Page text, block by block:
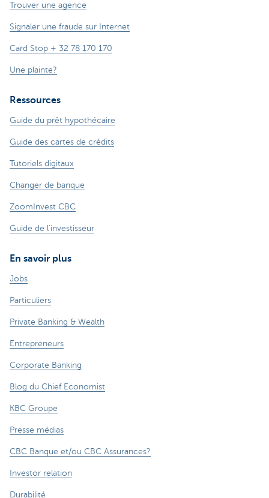
Trouver une agence
Signaler une fraude sur Internet
Card Stop + 32 78 170 170
Une plainte?
Ressources
Guide du prêt hypothécaire
Guide des cartes de crédits
Tutoriels digitaux
Changer de banque
ZoomInvest CBC
Guide de l'investisseur
En savoir plus
Jobs
Particuliers
Private Banking & Wealth
Entrepreneurs
Corporate Banking
Blog du Chief Economist
KBC Groupe
Presse médias
CBC Banque et/ou CBC Assurances?
Investor relation
Durabilité